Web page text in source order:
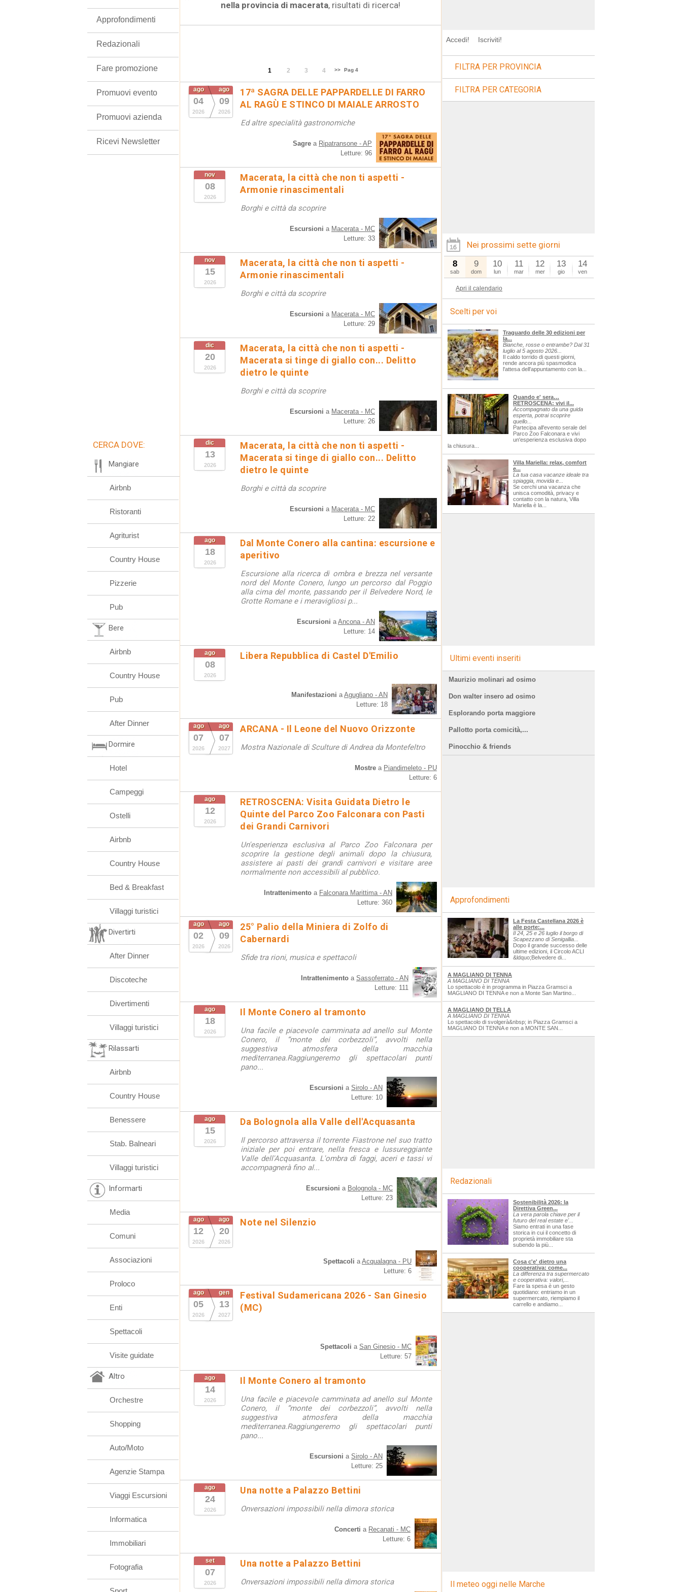
nella provincia di macerata, risultati di ricerca!
1 2 3 4 >> Pag 4
ago
04
2026
ago
09
2026
17ª SAGRA DELLE PAPPARDELLE DI FARRO
AL RAGÙ E STINCO DI MAIALE ARROSTO
Ed altre specialità gastronomiche
Sagre a Ripatransone - AP
Letture: 96
nov
08
2026
Macerata, la città che non ti aspetti -
Armonie rinascimentali
Borghi e città da scoprire
Escursioni a Macerata - MC
Letture: 33
nov
15
2026
Macerata, la città che non ti aspetti -
Armonie rinascimentali
Borghi e città da scoprire
Escursioni a Macerata - MC
Letture: 29
dic
20
2026
Macerata, la città che non ti aspetti -
Macerata si tinge di giallo con... Delitto
dietro le quinte
Borghi e città da scoprire
Escursioni a Macerata - MC
Letture: 26
dic
13
2026
Macerata, la città che non ti aspetti -
Macerata si tinge di giallo con... Delitto
dietro le quinte
Borghi e città da scoprire
Escursioni a Macerata - MC
Letture: 22
ago
18
2026
Dal Monte Conero alla cantina: escursione e
aperitivo
Escursione alla ricerca di ombra e brezza nel versante
nord del Monte Conero, lungo un percorso dal Poggio
alla cima del monte, passando per il Belvedere Nord, le
Grotte Romane e i meravigliosi p...
Escursioni aAncona - AN
Letture: 14
ago
08
2026
Libera Repubblica di Castel D'Emilio
Manifestazioni aAgugliano - AN
Letture: 18
ago
07
2026
ago
07
2027
ARCANA - Il Leone del Nuovo Orizzonte
Mostra Nazionale di Sculture di Andrea da Montefeltro
Mostre a Piandimeleto - PU
Letture: 6
ago
12
2026
RETROSCENA: Visita Guidata Dietro le
Quinte del Parco Zoo Falconara con Pasti
dei Grandi Carnivori
Un'esperienza esclusiva al Parco Zoo Falconara per
scoprire la gestione degli animali dopo la chiusura,
assistere ai pasti dei grandi carnivori e visitare aree
normalmente non accessibili al pubblico.
Intrattenimento a Falconara Marittima - AN
Letture: 360
ago
02
2026
ago
09
2026
25° Palio della Miniera di Zolfo di
Cabernardi
Sfide tra rioni, musica e spettacoli
Intrattenimento a Sassoferrato - AN
Letture: 111
ago
18
2026
Il Monte Conero al tramonto
Una facile e piacevole camminata ad anello sul Monte
Conero, il “monte dei corbezzoli”, avvolti nella
suggestiva atmosfera della macchia
mediterranea.Raggiungeremo gli spettacolari punti
pano...
Escursioni a Sirolo - AN
Letture: 10
ago
15
2026
Da Bolognola alla Valle dell'Acquasanta
Il percorso attraversa il torrente Fiastrone nel suo tratto
iniziale per poi entrare, nella fresca e lussureggiante
Valle dell'Acquasanta. L'ombra di faggi, aceri e tassi vi
accompagnerà fino al...
Escursioni a Bolognola - MC
Letture: 23
ago
12
2026
ago
20
2026
Note nel Silenzio
Spettacoli aAcqualagna - PU
Letture: 6
ago
05
2026
gen
13
2027
Festival Sudamericana 2026 - San Ginesio
(MC)
Spettacoli a San Ginesio - MC
Letture: 57
ago
14
2026
Il Monte Conero al tramonto
Una facile e piacevole camminata ad anello sul Monte
Conero, il “monte dei corbezzoli”, avvolti nella
suggestiva atmosfera della macchia
mediterranea.Raggiungeremo gli spettacolari punti
pano...
Escursioni a Sirolo - AN
Letture: 25
ago
24
2026
Una notte a Palazzo Bettini
Onversazioni impossibili nella dimora storica
Concerti a Recanati - MC
Letture: 6
set
07
2026
Una notte a Palazzo Bettini
Onversazioni impossibili nella dimora storica
Approfondimenti
Redazionali
Fare promozione
Promuovi evento
Promuovi azienda
Ricevi Newsletter
CERCA DOVE:
Mangiare
Airbnb
Ristoranti
Agriturist
Country House
Pizzerie
Pub
Bere
Airbnb
Country House
Pub
After Dinner
Dormire
Hotel
Campeggi
Ostelli
Airbnb
Country House
Bed & Breakfast
Villaggi turistici
Divertirti
After Dinner
Discoteche
Divertimenti
Villaggi turistici
Rilassarti
Airbnb
Country House
Benessere
Stab. Balneari
Villaggi turistici
Informarti
Media
Comuni
Associazioni
Proloco
Enti
Spettacoli
Visite guidate
Altro
Orchestre
Shopping
Auto/Moto
Agenzie Stampa
Viaggi Escursioni
Informatica
Immobiliari
Fotografia
Accedi! Iscriviti!
FILTRA PER PROVINCIA
FILTRA PER CATEGORIA
Nei prossimi sette giorni
8
sab
9
dom
10
lun
11
mar
12
mer
13
gio
14
ven
Apri il calendario
Scelti per voi
Traguardo delle 30 edizioni per
la...
Bianche, rosse o entrambe? Dal 31
luglio al 5 agosto 2026...
Il caldo torrido di questi giorni,
rende ancora più spasmodica
l'attesa dell'appuntamento con la...
Quando e' sera…
RETROSCENA: vivi il...
Accompagnato da una guida
esperta, potrai scoprire
quello...
Partecipa all'evento serale del
Parco Zoo Falconara e vivi
un'esperienza esclusiva dopo
la chiusura...
Villa Mariella: relax, comfort
e...
La tua casa vacanze ideale tra
spiaggia, movida e...
Se cerchi una vacanza che
unisca comodità, privacy e
contatto con la natura, Villa
Mariella è la...
Ultimi eventi inseriti
Maurizio molinari ad osimo
Don walter insero ad osimo
Esplorando porta maggiore
Pallotto porta comicità,...
Pinocchio & friends
Approfondimenti
La Festa Castellana 2026 è
alle porte:...
Il 24, 25 e 26 luglio il borgo di
Scapezzano di Senigallia...
Dopo il grande successo delle
ultime edizioni, il Circolo ACLI
&ldquo;Belvedere di...
A MAGLIANO DI TENNA
A MAGLIANO DI TENNA
Lo spettacolo è in programma in Piazza Gramsci a
MAGLIANO DI TENNA e non a Monte San Martino...
A MAGLIANO DI TELLA
A MAGLIANO DI TENNA
Lo spettacolo di svolgerà&nbsp; in Piazza Gramsci a
MAGLIANO DI TENNA e non a MONTE SAN...
Redazionali
Sostenibilità 2026: la
Direttiva Green...
La vera parola chiave per il
futuro del real estate e'...
Siamo entrati in una fase
storica in cui il concetto di
proprietà immobiliare sta
subendo la più...
Cosa c'e' dietro una
cooperativa: come...
La differenza tra supermercato
e cooperativa: valori,...
Fare la spesa è un gesto
quotidiano: entriamo in un
supermercato, riempiamo il
carrello e andiamo...
Il meteo oggi nelle Marche